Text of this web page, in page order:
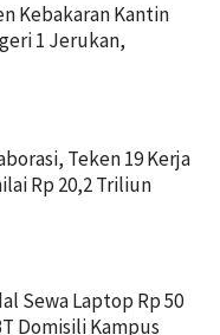
Kebakaran Kantin
1 Jerukan,
Teken 19 Kerja
Rp 20,2 Triliun
Sewa Laptop Rp 50
Domisili Kampus